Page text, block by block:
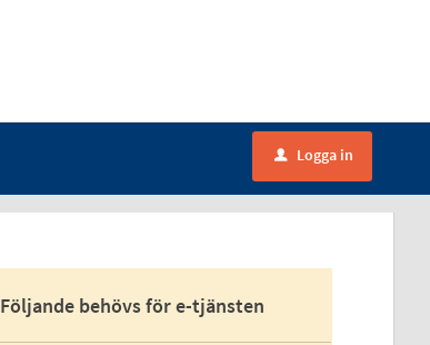
u Logga in
Följande behövs för e-tjänsten